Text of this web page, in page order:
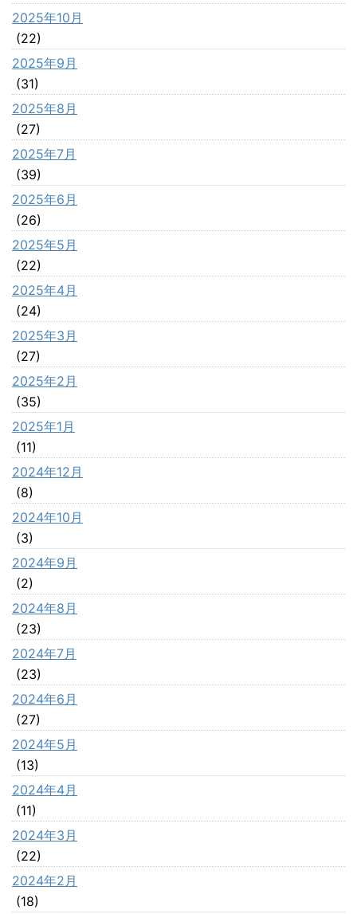
2025年10月
(22)
2025年9月
(31)
2025年8月
(27)
2025年7月
(39)
2025年6月
(26)
2025年5月
(22)
2025年4月
(24)
2025年3月
(27)
2025年2月
(35)
2025年1月
(11)
2024年12月
(8)
2024年10月
(3)
2024年9月
(2)
2024年8月
(23)
2024年7月
(23)
2024年6月
(27)
2024年5月
(13)
2024年4月
(11)
2024年3月
(22)
2024年2月
(18)